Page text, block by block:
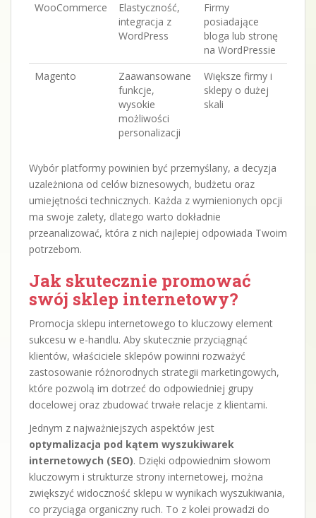
WooCommerce
Elastyczność,
integracja z
WordPress
Firmy
posiadające
bloga lub stronę
na WordPressie
Magento
Zaawansowane
funkcje,
wysokie
możliwości
personalizacji
Większe firmy i
sklepy o dużej
skali
Wybór platformy powinien być przemyślany, a decyzja
uzależniona od celów biznesowych, budżetu oraz
umiejętności technicznych. Każda z wymienionych opcji
ma swoje zalety, dlatego warto dokładnie
przeanalizować, która z nich najlepiej odpowiada Twoim
potrzebom.
Jak skutecznie promować
swój sklep internetowy?
Promocja sklepu internetowego to kluczowy element
sukcesu w e-handlu. Aby skutecznie przyciągnąć
klientów, właściciele sklepów powinni rozważyć
zastosowanie różnorodnych strategii marketingowych,
które pozwolą im dotrzeć do odpowiedniej grupy
docelowej oraz zbudować trwałe relacje z klientami.
Jednym z najważniejszych aspektów jest
optymalizacja pod kątem wyszukiwarek
internetowych (SEO). Dzięki odpowiednim słowom
kluczowym i strukturze strony internetowej, można
zwiększyć widoczność sklepu w wynikach wyszukiwania,
co przyciąga organiczny ruch. To z kolei prowadzi do